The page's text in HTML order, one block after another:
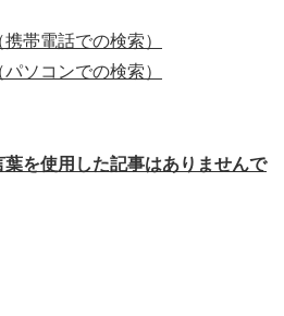
帯電話での検索）
ソコンでの検索）
を使用した記事はありませんで